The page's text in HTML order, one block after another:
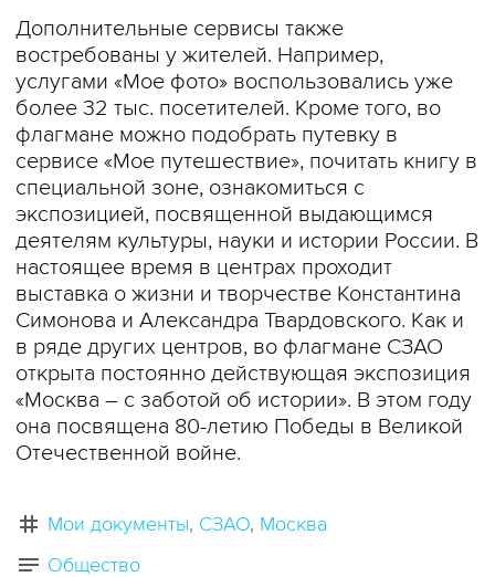
Дополнительные сервисы также
востребованы у жителей. Например,
услугами «Мое фото» воспользовались уже
более 32 тыс. посетителей. Кроме того, во
флагмане можно подобрать путевку в
сервисе «Мое путешествие», почитать книгу в
специальной зоне, ознакомиться с
экспозицией, посвященной выдающимся
деятелям культуры, науки и истории России. В
настоящее время в центрах проходит
выставка о жизни и творчестве Константина
Симонова и Александра Твардовского. Как и
в ряде других центров, во флагмане СЗАО
открыта постоянно действующая экспозиция
«Москва – с заботой об истории». В этом году
она посвящена 80-летию Победы в Великой
Отечественной войне.
Мои документы СЗАО Москва
Общество